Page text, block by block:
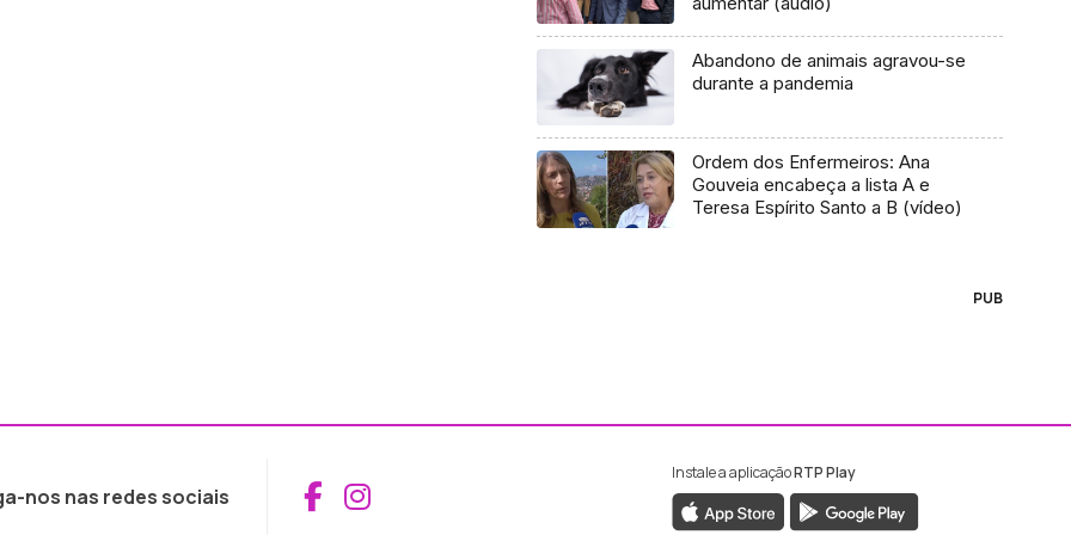
Abandono de animais agravou-se
durante a pandemia
Ordem dos Enfermeiros: Ana
Gouveia encabeça a lista A e
Teresa Espírito Santo a B (vídeo)
PUB
nos nas redes sociais Aceder ao Facebook da RTP Madeira
Aceder ao Instagram da RTP Madeira
Instale a aplicaçãoRTP Play